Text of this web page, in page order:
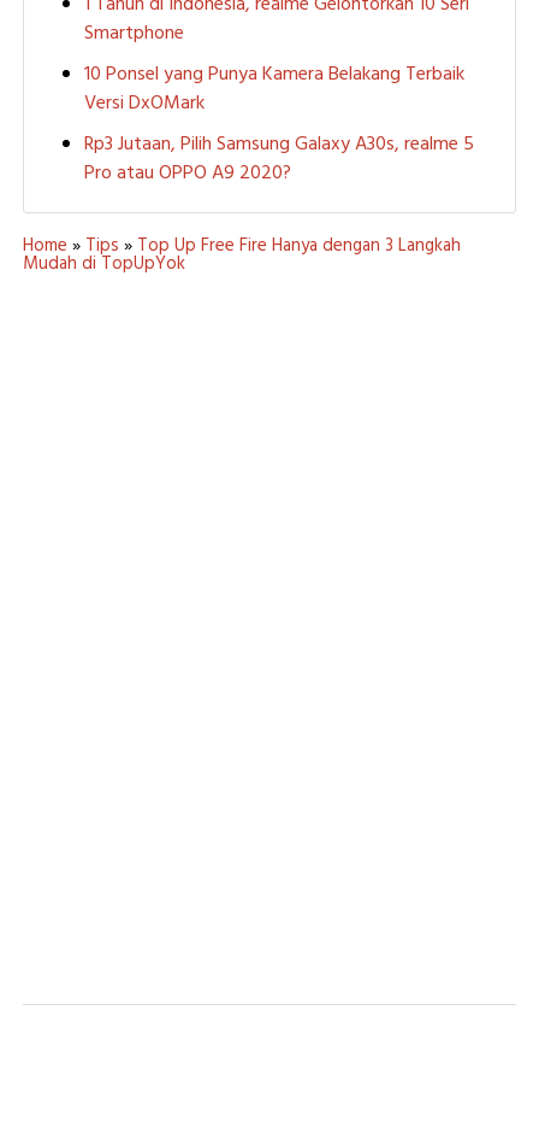
Smartphone
10 Ponsel yang Punya Kamera Belakang Terbaik
Versi DxOMark
Rp3 Jutaan, Pilih Samsung Galaxy A30s, realme 5
Pro atau OPPO A9 2020?
Home » Tips » Top Up Free Fire Hanya dengan 3 Langkah
Mudah di TopUpYok